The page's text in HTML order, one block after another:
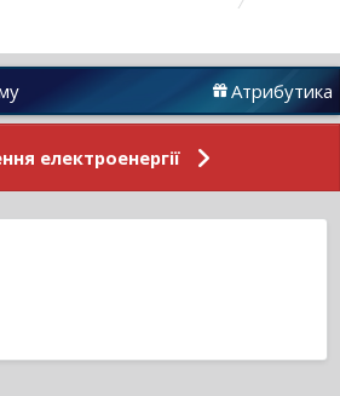
Атрибутика
електроенергії